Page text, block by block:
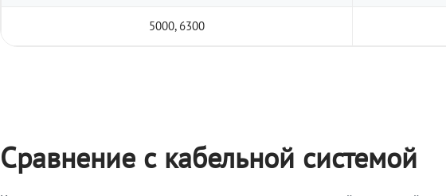
5000, 6300
Сравнение с кабельной системой